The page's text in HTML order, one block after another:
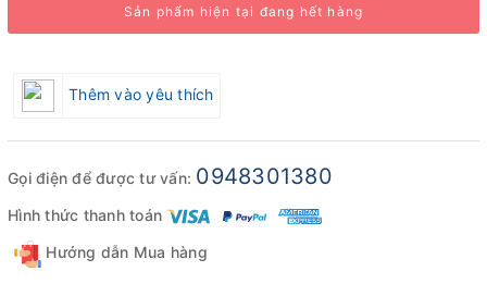
Sản phẩm hiện tại đang hết hàng
Thêm vào yêu thích
Gọi điện để được tư vấn: 0948301380
Hình thức thanh toán
Hướng dẫn Mua hàng